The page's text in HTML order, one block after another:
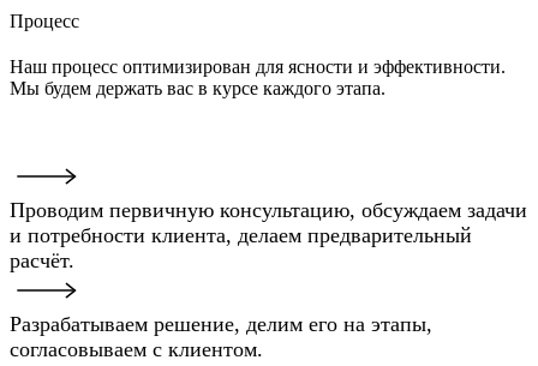
Процесс
Наш процесс оптимизирован для ясности и эффективности.
Мы будем держать вас в курсе каждого этапа.
Проводим первичную консультацию, обсуждаем задачи
и потребности клиента, делаем предварительный
расчёт.
Разрабатываем решение, делим его на этапы,
согласовываем с клиентом.